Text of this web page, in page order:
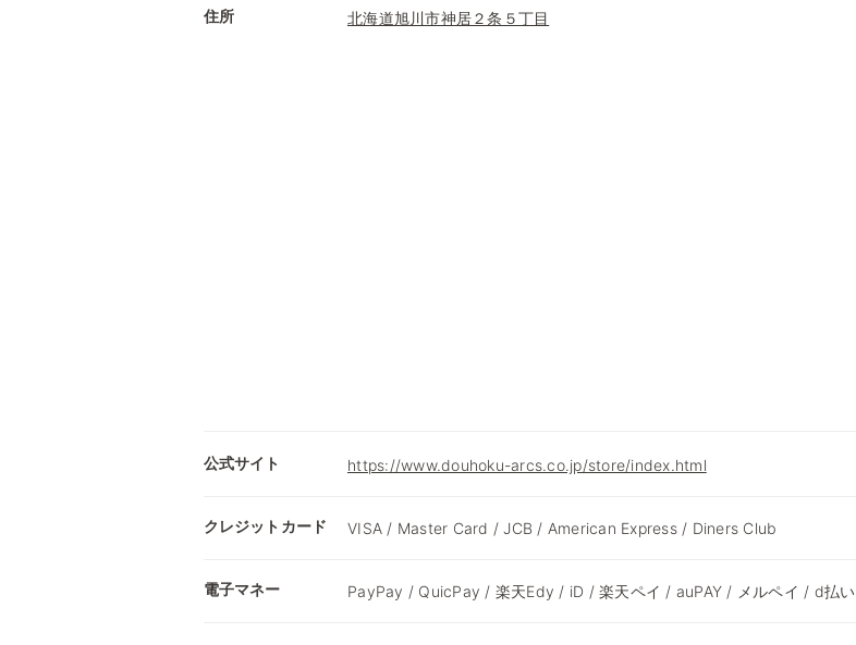
住所 北海道旭川市神居２条５丁目
公式サイト https://www.douhoku-arcs.co.jp/store/index.html
クレジットカード VISA / Master Card / JCB / American Express / Diners Club
電子マネー PayPay / QuicPay / 楽天Edy / iD / 楽天ペイ / auPAY / メルペイ / d払い